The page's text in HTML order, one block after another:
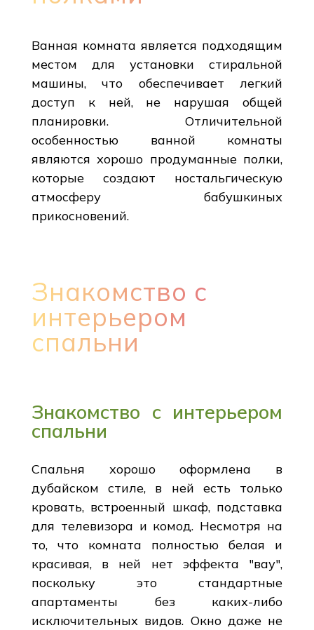
Ванная комната является подходящим
местом для установки стиральной
машины, что обеспечивает легкий
доступ к ней, не нарушая общей
планировки. Отличительной
особенностью ванной комнаты
являются хорошо продуманные полки,
которые создают ностальгическую
атмосферу бабушкиных
прикосновений.
Знакомство с
интерьером
спальни
Знакомство с интерьером
спальни
Спальня хорошо оформлена в
дубайском стиле, в ней есть только
кровать, встроенный шкаф, подставка
для телевизора и комод. Несмотря на
то, что комната полностью белая и
красивая, в ней нет эффекта "вау",
поскольку это стандартные
апартаменты без каких-либо
исключительных видов. Окно даже не